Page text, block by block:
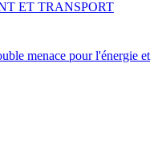
menace pour l'énergie et
ET TRANSPORT